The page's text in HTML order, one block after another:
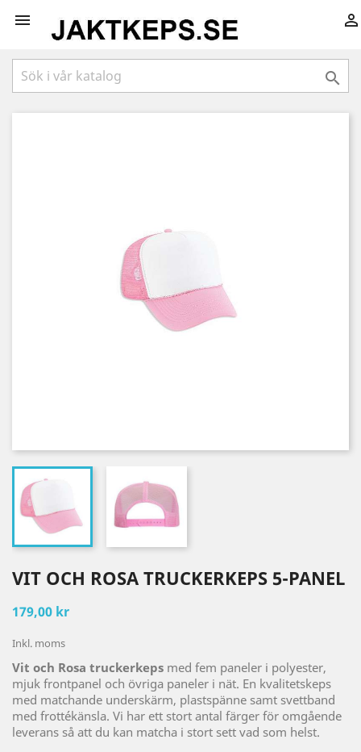
 

VIT OCH ROSA TRUCKERKEPS 5-PANEL
179,00 kr
Inkl. moms
Vit och Rosa truckerkeps med fem paneler i polyester,
mjuk frontpanel och övriga paneler i nät. En kvalitetskeps
med matchande underskärm, plastspänne samt svettband
med frottékänsla. Vi har ett stort antal färger för omgående
leverans så att du kan matcha i stort sett vad som helst.